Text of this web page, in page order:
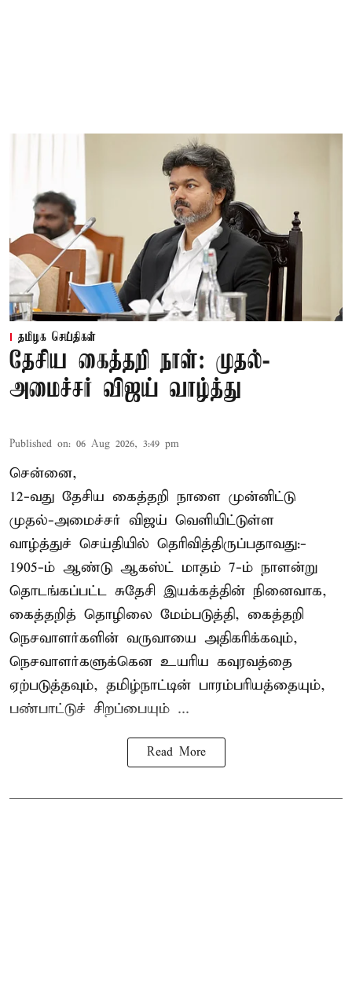
தமிழக செய்திகள்
தேசிய கைத்தறி நாள்: முதல்-
அமைச்சர் விஜய் வாழ்த்து
Published on: 06 Aug 2026, 3:49 pm
சென்னை,
12-வது தேசிய கைத்தறி நாளை முன்னிட்டு
முதல்-அமைச்சர் விஜய் வெளியிட்டுள்ள
வாழ்த்துச் செய்தியில் தெரிவித்திருப்பதாவது:-
1905-ம் ஆண்டு ஆகஸ்ட் மாதம் 7-ம் நாளன்று
தொடங்கப்பட்ட சுதேசி இயக்கத்தின் நினைவாக,
கைத்தறித் தொழிலை மேம்படுத்தி, கைத்தறி
நெசவாளர்களின் வருவாயை அதிகரிக்கவும்,
நெசவாளர்களுக்கென உயரிய கவுரவத்தை
ஏற்படுத்தவும், தமிழ்நாட்டின் பாரம்பரியத்தையும்,
பண்பாட்டுச் சிறப்பையும் ...
Read More